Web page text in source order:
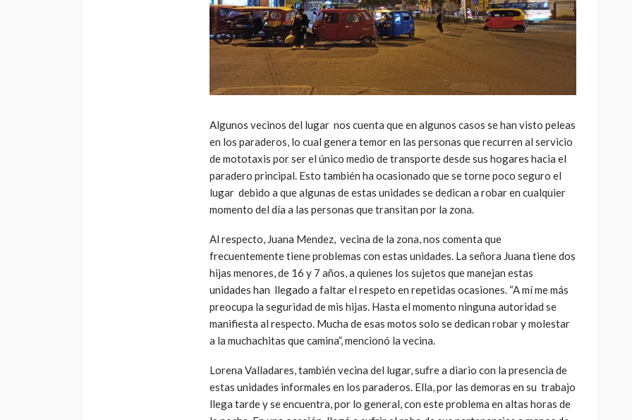
Algunos vecinos del lugar nos cuenta que en algunos casos se han visto peleas
en los paraderos, lo cual genera temor en las personas que recurren al servicio
de mototaxis por ser el único medio de transporte desde sus hogares hacia el
paradero principal. Esto también ha ocasionado que se torne poco seguro el
lugar debido a que algunas de estas unidades se dedican a robar en cualquier
momento del día a las personas que transitan por la zona.
Al respecto, Juana Mendez, vecina de la zona, nos comenta que
frecuentemente tiene problemas con estas unidades. La señora Juana tiene dos
hijas menores, de 16 y 7 años, a quienes los sujetos que manejan estas
unidades han llegado a faltar el respeto en repetidas ocasiones. “A mí me más
preocupa la seguridad de mis hijas. Hasta el momento ninguna autoridad se
manifiesta al respecto. Mucha de esas motos solo se dedican robar y molestar
a la muchachitas que camina”, mencionó la vecina.
Lorena Valladares, también vecina del lugar, sufre a diario con la presencia de
estas unidades informales en los paraderos. Ella, por las demoras en su trabajo
llega tarde y se encuentra, por lo general, con este problema en altas horas de